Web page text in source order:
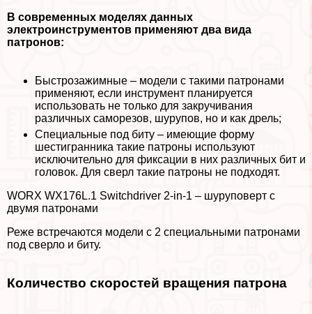
В современных моделях данных
электроинструментов применяют два вида
патронов:
Быстрозажимные – модели с такими патронами
применяют, если инструмент планируется
использовать не только для закручивания
различных саморезов, шурупов, но и как дрель;
Специальные под биту – имеющие форму
шестигранника такие патроны используют
исключительно для фиксации в них различных бит и
головок. Для сверл такие патроны не подходят.
WORX WX176L.1 Switchdriver 2-in-1 – шуруповерт с
двумя патронами
Реже встречаются модели с 2 специальными патронами
под сверло и биту.
Количество скоростей вращения патрона